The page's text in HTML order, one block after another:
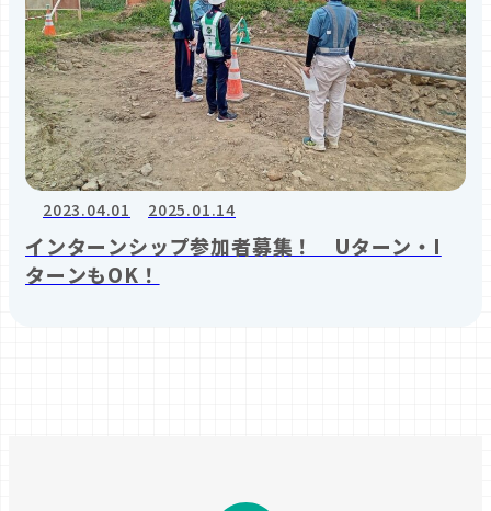
2023.04.01 2025.01.14
インターンシップ参加者募集！ Uターン・I
ターンもOK！